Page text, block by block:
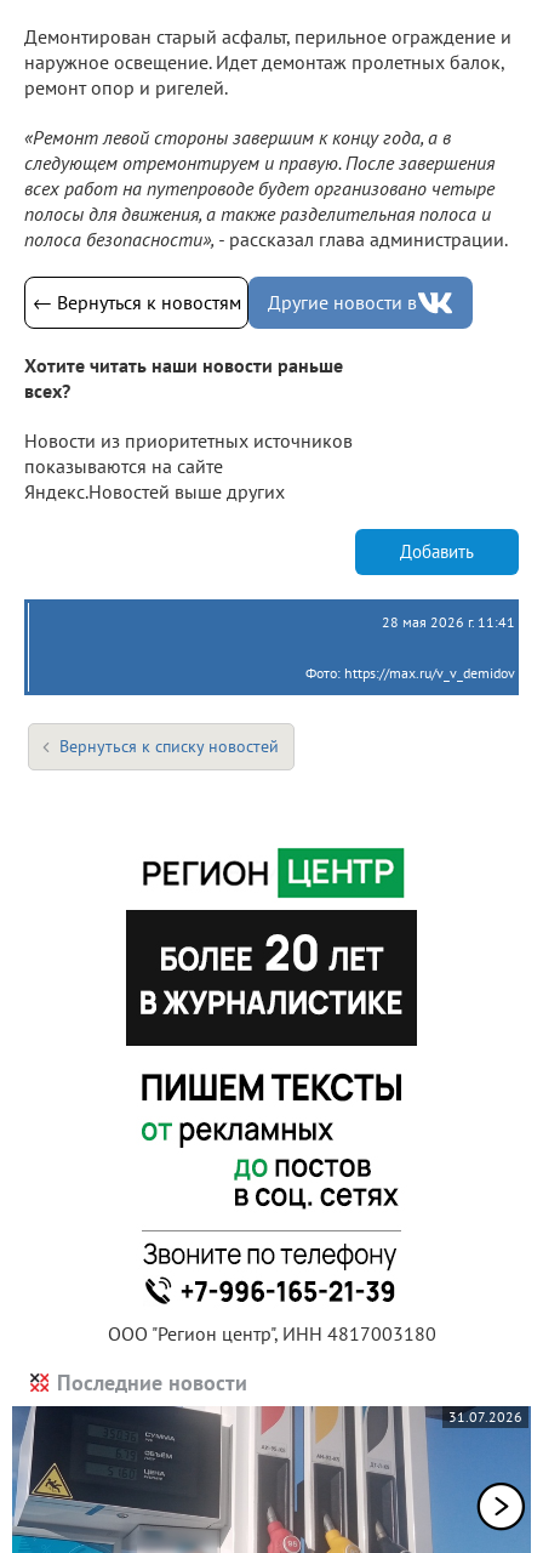
Демонтирован старый асфальт, перильное ограждение и
наружное освещение. Идет демонтаж пролетных балок,
ремонт опор и ригелей.
«Ремонт левой стороны завершим к концу года, а в
следующем отремонтируем и правую. После завершения
всех работ на путепроводе будет организовано четыре
полосы для движения, а также разделительная полоса и
полоса безопасности», - рассказал глава администрации.
← Вернуться к новостям Другие новости в
Хотите читать наши новости раньше
всех?
Новости из приоритетных источников
показываются на сайте
Яндекс.Новостей выше других
Добавить
28 мая 2026 г. 11:41
Фото: https://max.ru/v_v_demidov
Вернуться к списку новостей
ООО "Регион центр", ИНН 4817003180
Последние новости
31.07.2026